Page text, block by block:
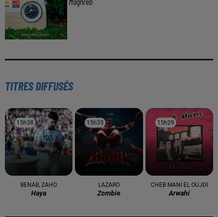
TITRES DIFFUSÉS
15h38
15h38
BENAB, ZAHO
Haya
15h35
15h35
LAZARO
Zombie
15h29
15h29
CHEB MANI EL OUJDI
Arwahi